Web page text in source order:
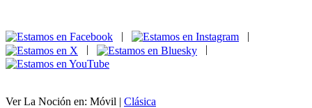
|
|
|
|
Ver La Noción en: Móvil | Clásica